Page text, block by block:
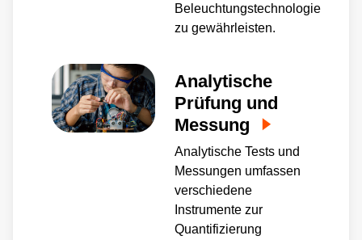
Beleuchtungstechnologie
zu gewährleisten.
Analytische
Prüfung und
Messung
Analytische Tests und
Messungen umfassen
verschiedene
Instrumente zur
Quantifizierung